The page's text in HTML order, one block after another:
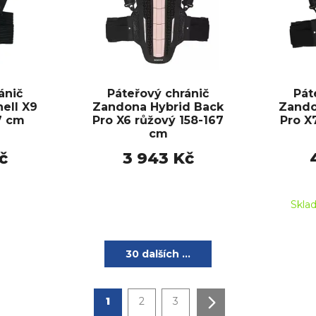
X9
cm
Páteřový chránič
Zandona Hybrid Back
Pro X6 růžový 158-167
cm
3 943 Kč
Pro
30 dalších ...
1 2 3